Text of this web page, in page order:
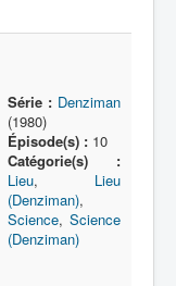
Série : Denziman
(1980)
Épisode(s) :10
Catégorie(s) :
Lieu, Lieu
(Denziman),
Science, Science
(Denziman)